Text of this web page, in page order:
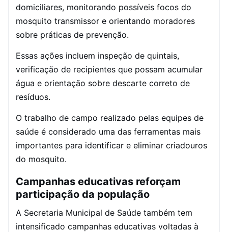
domiciliares, monitorando possíveis focos do
mosquito transmissor e orientando moradores
sobre práticas de prevenção.
Essas ações incluem inspeção de quintais,
verificação de recipientes que possam acumular
água e orientação sobre descarte correto de
resíduos.
O trabalho de campo realizado pelas equipes de
saúde é considerado uma das ferramentas mais
importantes para identificar e eliminar criadouros
do mosquito.
Campanhas educativas reforçam
participação da população
A Secretaria Municipal de Saúde também tem
intensificado campanhas educativas voltadas à